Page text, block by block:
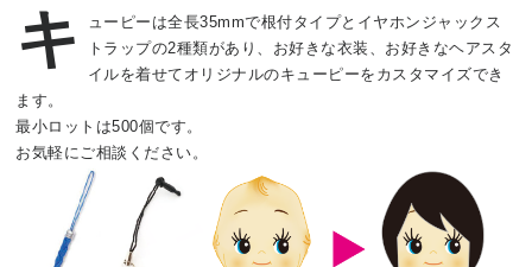
キ
ューピーは全長35mmで根付タイプとイヤホンジャックス
トラップの2種類があり、お好きな衣装、お好きなヘアスタ
イルを着せてオリジナルのキューピーをカスタマイズでき
ます。
最小ロットは500個です。
お気軽にご相談ください。